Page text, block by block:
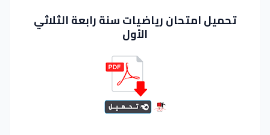
تحميل امتحان رياضيات سنة رابعة الثلاثي
الأول